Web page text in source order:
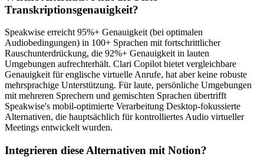
Transkriptionsgenauigkeit?
Speakwise erreicht 95%+ Genauigkeit (bei optimalen
Audiobedingungen) in 100+ Sprachen mit fortschrittlicher
Rauschunterdrückung, die 92%+ Genauigkeit in lauten
Umgebungen aufrechterhält. Clari Copilot bietet vergleichbare
Genauigkeit für englische virtuelle Anrufe, hat aber keine robuste
mehrsprachige Unterstützung. Für laute, persönliche Umgebungen
mit mehreren Sprechern und gemischten Sprachen übertrifft
Speakwise's mobil-optimierte Verarbeitung Desktop-fokussierte
Alternativen, die hauptsächlich für kontrolliertes Audio virtueller
Meetings entwickelt wurden.
Integrieren diese Alternativen mit Notion?